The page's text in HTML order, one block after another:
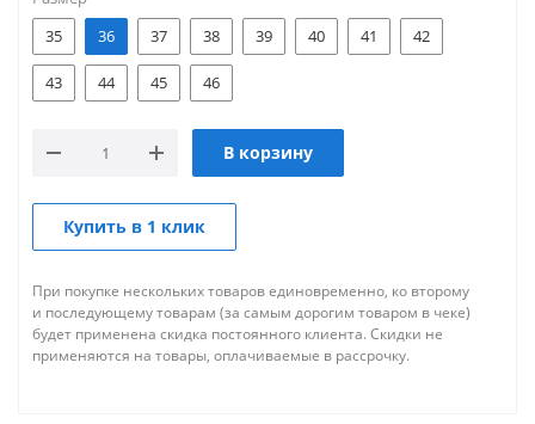
35
36 37 38 39 40 41 42
43 44 45 46
В корзину
Купить в 1 клик
При покупке нескольких товаров единовременно, ко второму
и последующему товарам (за самым дорогим товаром в чеке)
будет применена скидка постоянного клиента. Скидки не
применяются на товары, оплачиваемые в рассрочку.